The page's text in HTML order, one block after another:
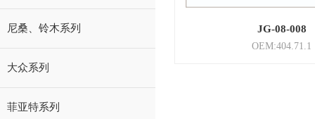
JG-08-008
OEM:404.71.1
尼桑、铃木系列
大众系列
菲亚特系列